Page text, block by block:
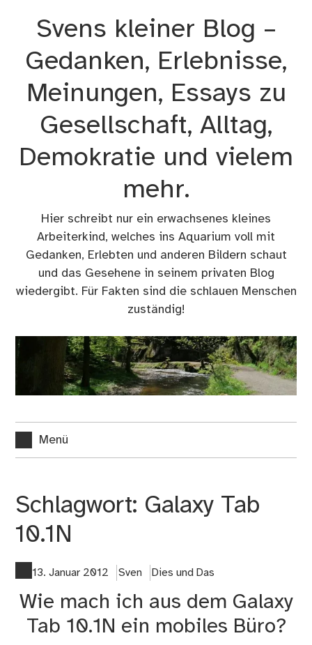
Svens kleiner Blog –
Gedanken, Erlebnisse,
Meinungen, Essays zu
Gesellschaft, Alltag,
Demokratie und vielem
mehr.
Hier schreibt nur ein erwachsenes kleines
Arbeiterkind, welches ins Aquarium voll mit
Gedanken, Erlebten und anderen Bildern schaut
und das Gesehene in seinem privaten Blog
wiedergibt. Für Fakten sind die schlauen Menschen
zuständig!
Menü
Schlagwort: Galaxy Tab
10.1N
13. Januar 2012 Sven Dies und Das
Wie mach ich aus dem Galaxy
Tab 10.1N ein mobiles Büro?